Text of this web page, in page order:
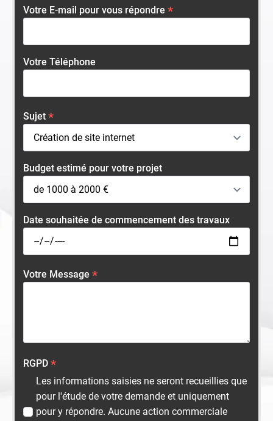
Votre E-mail pour vous répondre *
Votre Téléphone
Sujet *
Budget estimé pour votre projet
Date souhaitée de commencement des travaux
Votre Message *
RGPD *
Les informations saisies ne seront recueillies que
pour l'étude de votre demande et uniquement
pour y répondre. Aucune action commerciale